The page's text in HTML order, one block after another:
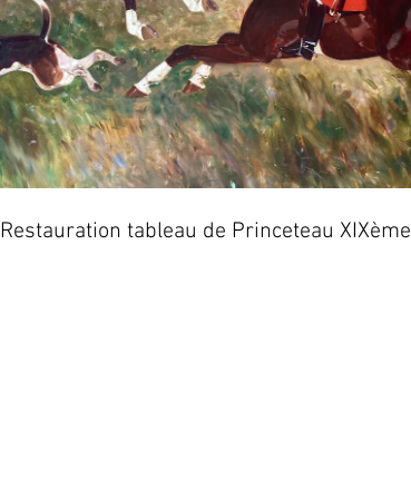
Restauration tableau de Princeteau XIXème